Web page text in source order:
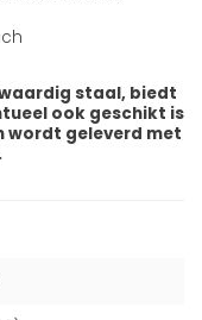
staal, biedt
ook geschikt is
wordt geleverd met